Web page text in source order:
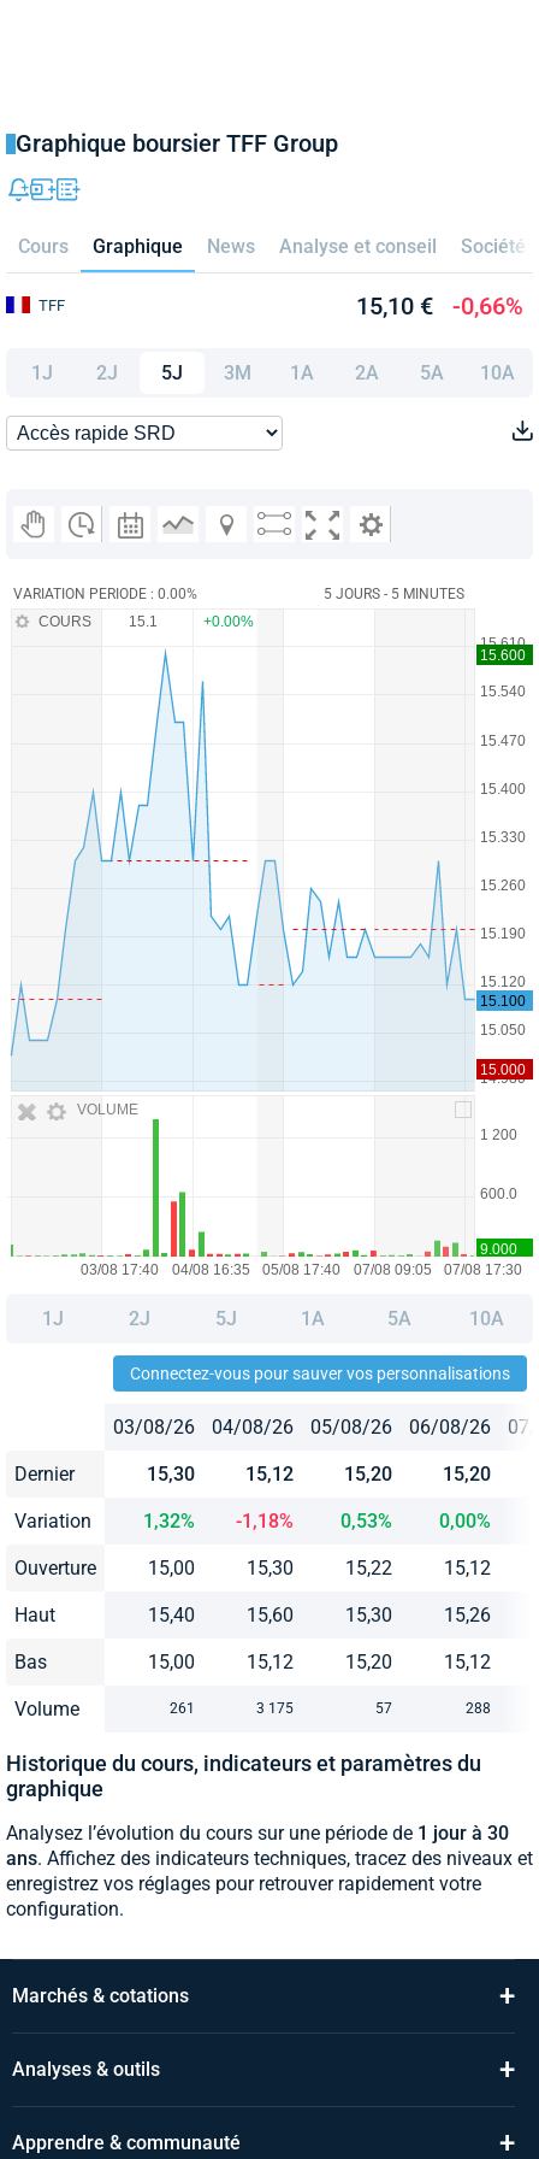
Graphique boursier TFF Group
Cours Graphique News Analyse et conseil Société
TFF 15,10 € -0,66%
1J 2J 5J 3M 1A 2A 5A 10A
VARIATION PERIODE : 0.00% 5 JOURS - 5 MINUTES
VOLUME
COURS 15.1 +0.00%
1J 2J 5J 1A 5A 10A
Connectez-vous pour sauver vos personnalisations
03/08/26 04/08/26 05/08/26 06/08/26
Dernier 15,30 15,12 15,20 15,20
Variation 1,32% -1,18% 0,53% 0,00%
Ouverture 15,00 15,30 15,22 15,12
Haut 15,40 15,60 15,30 15,26
Bas 15,00 15,12 15,20 15,12
Volume 261 3 175 57 288
Historique du cours, indicateurs et paramètres du
graphique
Analysez l’évolution du cours sur une période de 1 jour à 30
ans. Affichez des indicateurs techniques, tracez des niveaux et
enregistrez vos réglages pour retrouver rapidement votre
configuration.
Marchés & cotations +
Analyses & outils +
Apprendre & communauté +